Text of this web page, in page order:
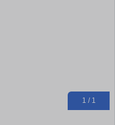
1 / 1